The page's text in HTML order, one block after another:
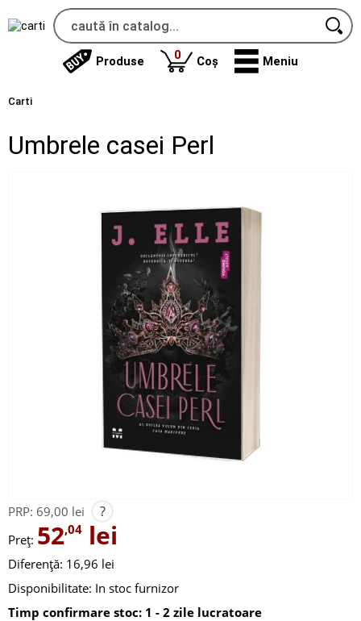
Produse 0produse
Coș Meniu
Carti
Umbrele casei Perl
PRP: 69,00 lei ?
Preț: 52,04 lei
Diferență: 16,96 lei
Disponibilitate: In stoc furnizor
Timp confirmare stoc: 1 - 2 zile lucratoare